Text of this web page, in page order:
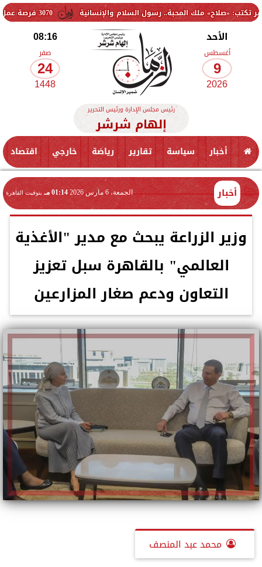
3070 فرصة عمل جديدة بالقطاع الخاص.. وظائف برواتب تصل إلى 9500 جنيه المحبة.. رسول السلام والإنسانية
الأحد
أغسطس
9
2026
08:16
صفر
24
1448
رئيس مجلس الإدارة ورئيس التحرير
إلهام شرشر
أخبار سياسة تقارير رياضة خارجي اقتصاد
أخبار الجمعة، 6 مارس 2026 01:14 مـ بتوقيت القاهرة
وزير الزراعة يبحث مع مدير "الأغذية
العالمي" بالقاهرة سبل تعزيز
التعاون ودعم صغار المزارعين
محمد عبد المنصف